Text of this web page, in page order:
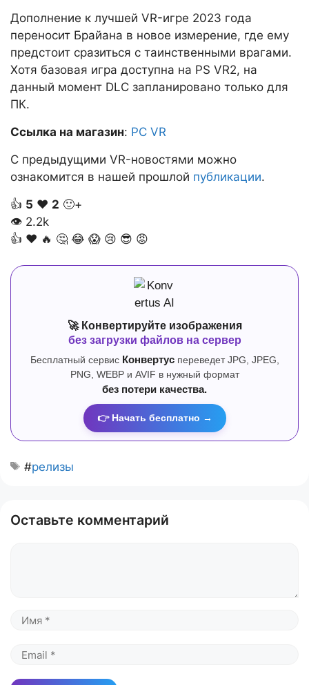
Дополнение к лучшей VR-игре 2023 года
переносит Брайана в новое измерение, где ему
предстоит сразиться с таинственными врагами.
Хотя базовая игра доступна на PS VR2, на
данный момент DLC запланировано только для
ПК.
Ссылка на магазин: PC VR
С предыдущими VR-новостями можно
ознакомится в нашей прошлой публикации.
👍 5 ❤️ 2 🙂+
👁 2.2k
👍 ❤️ 🔥 🤔 😂 😱 😢 😎 😡
🚀 Конвертируйте изображения
без загрузки файлов на сервер
Бесплатный сервис Конвертуспереведет JPG, JPEG,
PNG, WEBP и AVIF в нужный формат
без потери качества.
👉 Начать бесплатно →
#релизы
Оставьте комментарий
Имя
Email